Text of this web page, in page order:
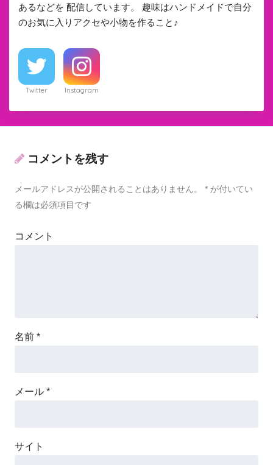
あるなどを 配信しています。 趣味はハンドメイドで自分
のお気に入りアクセや小物を作ること♪
Twitter Instagram
コメントを残す
メールアドレスが公開されることはありません。 * が付いてい
る欄は必須項目です
コメント
名前 *
メール *
サイト